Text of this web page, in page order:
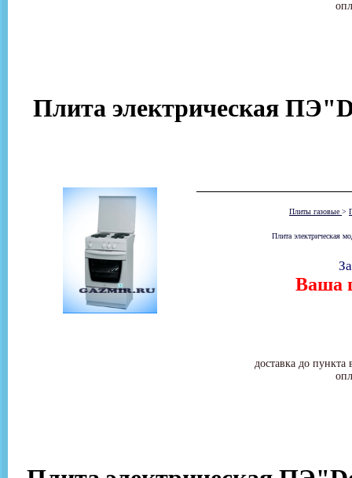
Плита электрическая
Плиты газовые >
Плита электрическая
Ваша
доставка до